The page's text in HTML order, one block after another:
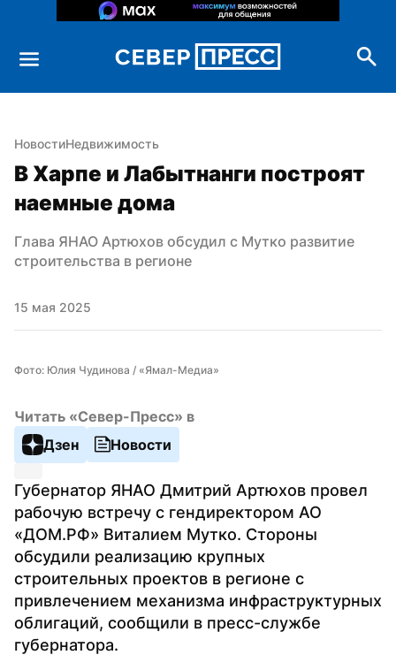
НовостиНедвижимость
В Харпе и Лабытнанги построят
наемные дома
Глава ЯНАО Артюхов обсудил с Мутко развитие
строительства в регионе
15 мая 2025
Фото: Юлия Чудинова / «Ямал-Медиа»
Читать «Север-Пресс» в
Дзен
Новости
Губернатор ЯНАО Дмитрий Артюхов провел
рабочую встречу с гендиректором АО
«ДОМ.РФ» Виталием Мутко. Стороны
обсудили реализацию крупных
строительных проектов в регионе с
привлечением механизма инфраструктурных
облигаций, сообщили в пресс-службе
губернатора.